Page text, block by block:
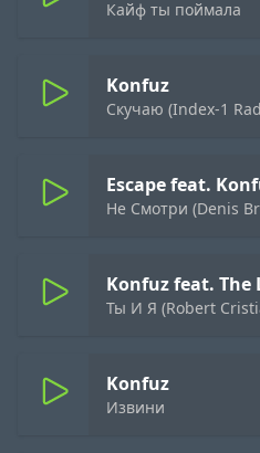
Кайф ты поймала
Konfuz
Скучаю (Index-1
Escape feat.
Не Смотри (Denis
Konfuz feat. The
Ты И Я (Robert
Konfuz
Извини